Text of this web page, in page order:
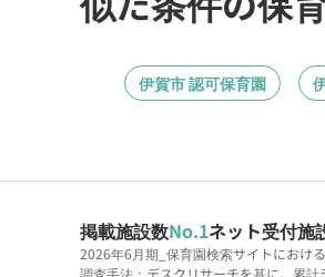
伊賀市 認可保育園
掲載施設数No.1ネット受付施
2026年6月期_保育園検索サイトにおけ
調査手法：デスクリサーチを基に、累計